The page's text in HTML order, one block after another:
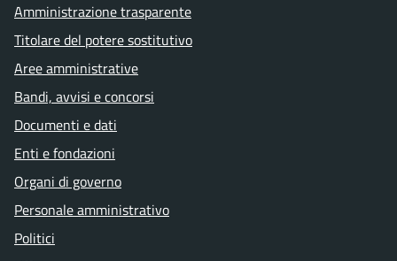
Amministrazione trasparente
Titolare del potere sostitutivo
Aree amministrative
Bandi, avvisi e concorsi
Documenti e dati
Enti e fondazioni
Organi di governo
Personale amministrativo
Politici